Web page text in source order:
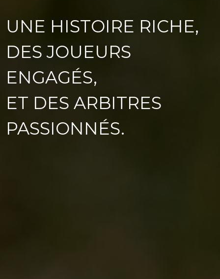
UNE HISTOIRE RICHE,
DES JOUEURS
ENGAGÉS,
ET DES ARBITRES
PASSIONNÉS.